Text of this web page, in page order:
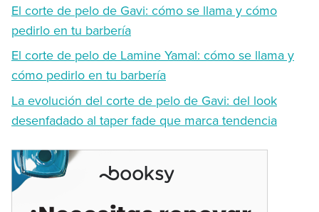
El corte de pelo de Gavi: cómo se llama y cómo
pedirlo en tu barbería
El corte de pelo de Lamine Yamal: cómo se llama y
cómo pedirlo en tu barbería
La evolución del corte de pelo de Gavi: del look
desenfadado al taper fade que marca tendencia